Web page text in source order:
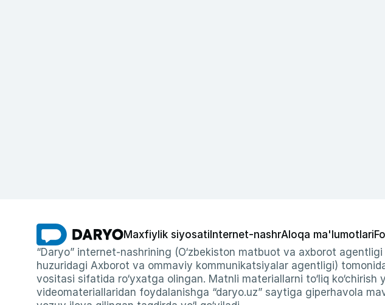
Maxfiylik siyosati Internet-nashrAloqa ma'lumotlari
“Daryo” internet-nashrining (O‘zbekiston matbuot va axborot
huzuridagi Axborot va ommaviy kommunikatsiyalar agentligi)
vositasi sifatida ro‘yxatga olingan. Matnli materiallarni to‘liq
videomateriallaridan foydalanishga “daryo.uz” saytiga giperhavola